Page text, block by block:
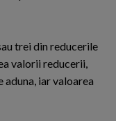
trei din reducerile
valorii reducerii,
iar valoarea